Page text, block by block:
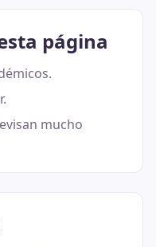
página
mucho